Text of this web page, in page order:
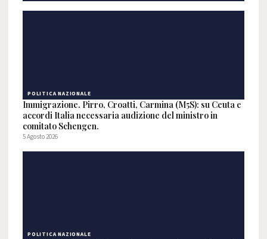
POLITICA NAZIONALE
Immigrazione. Pirro, Croatti, Carmina (M5S): su Ceuta e
accordi Italia necessaria audizione del ministro in
comitato Schengen.
5 Agosto 2026
POLITICA NAZIONALE